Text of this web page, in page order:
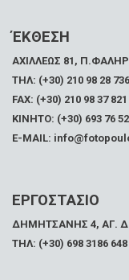
ΈΚΘΕΣΗ
ΑΧΙΛΛΕΩΣ 81,
ΤΗΛ: (+30) 210 98 28 736
FAX: (+30) 210 98 37 821
ΚΙΝΗΤΟ: (+30) 693 76
E-MAIL:
ΕΡΓΟΣΤΑΣΙΟ
ΔΗΜΗΤΣΑΝΗΣ 4, ΑΓ.
ΤΗΛ: (+30) 698 3186 648